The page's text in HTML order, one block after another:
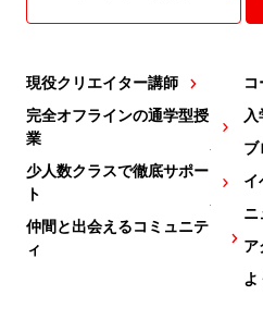
現役クリエイター講師
完全オフラインの通学型授
業
少人数クラスで徹底サポー
ト
仲間と出会えるコミュニテ
ィ
コ
入
ブ
イ
ニ
ア
よ